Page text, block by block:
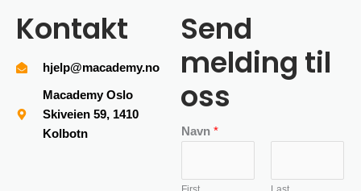
Kontakt
hjelp@macademy.no
Macademy Oslo
Skiveien 59, 1410
Kolbotn
Send
melding til
oss
Navn *